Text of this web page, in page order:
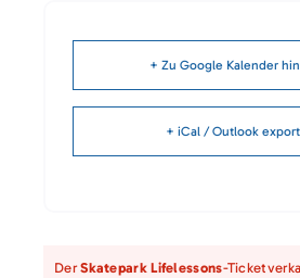
+ Zu Google Kalender
+ iCal / Outlook
DerSkatepark Lifelessons-